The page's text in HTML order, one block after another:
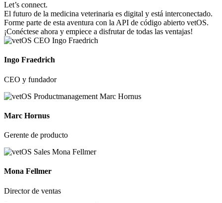
Let’s connect.
El futuro de la medicina veterinaria es digital y está interconectado.
Forme parte de esta aventura con la API de código abierto vetOS.
¡Conéctese ahora y empiece a disfrutar de todas las ventajas!
Ingo Fraedrich
CEO y fundador
Marc Hornus
Gerente de producto
Mona Fellmer
Director de ventas